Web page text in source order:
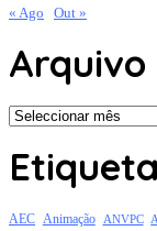
« Ago
Out »
Arquivo
Arquivo
AEC Animação ANVPC